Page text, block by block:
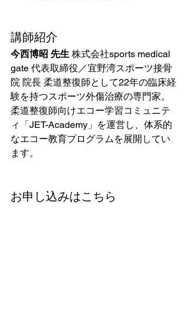
講師紹介
今西博昭 先生 株式会社sports medical
gate 代表取締役／宜野湾スポーツ接骨
院 院長 柔道整復師として22年の臨床経
験を持つスポーツ外傷治療の専門家。
柔道整復師向けエコー学習コミュニテ
ィ「JET-Academy」を運営し、体系的
なエコー教育プログラムを展開してい
ます。
お申し込みはこちら